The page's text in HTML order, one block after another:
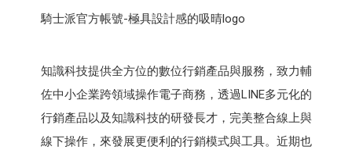
騎士派官方帳號-極具設計感的吸晴logo
知識科技提供全方位的數位行銷產品與服務，致力輔
佐中小企業跨領域操作電子商務，透過LINE多元化的
行銷產品以及知識科技的研發長才，完美整合線上與
線下操作，來發展更便利的行銷模式與工具。近期也